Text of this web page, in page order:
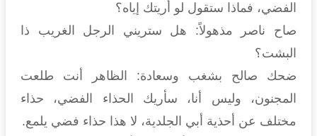
الفضي، فماذا ستقول لو أريتك إياه؟
صاح ناصر مذهولاً: هل ستريني الرجل الغريب ذا
البشت؟
ضحك صالح بشغب وسعادة: الظاهر أنت طلعت
المجنون، وليس أنا، سأريك الحذاء الفضي، حذاء
مختلف عن أحذية أبي الجلدية، لا هذا حذاء فضي يلمع.